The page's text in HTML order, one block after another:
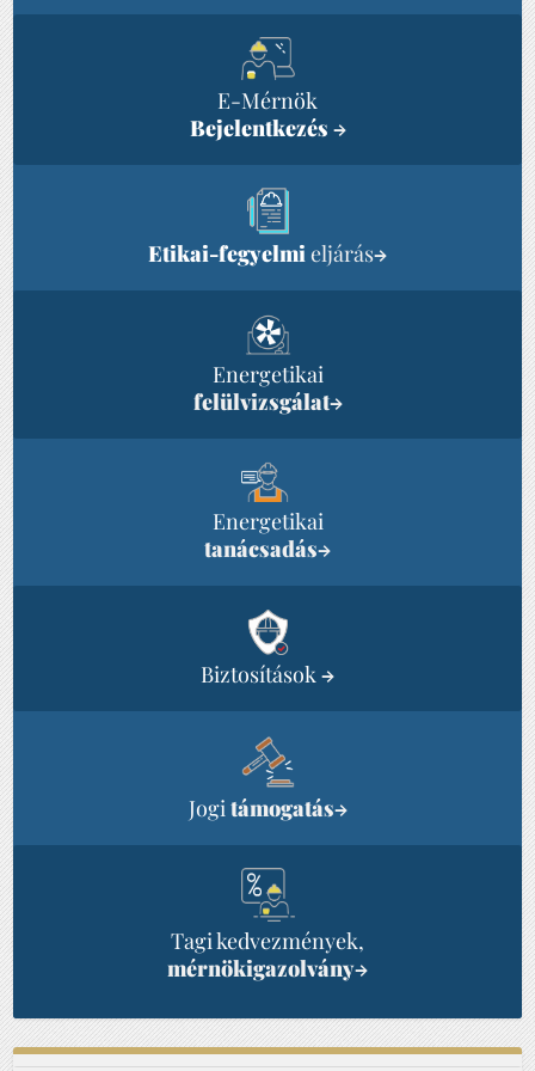
E-Mérnök
Bejelentkezés →
Etikai-fegyelmi eljárás→
Energetikai
felülvizsgálat→
Energetikai
tanácsadás→
Biztosítások→
Jogi támogatás→
Tagi kedvezmények,
mérnökigazolvány→